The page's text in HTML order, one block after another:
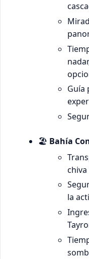
Guía
🏖️ Bahía
chiva
la